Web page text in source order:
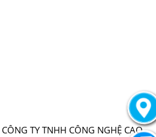
CÔNG TY TNHH CÔNG NGHỆ CAO